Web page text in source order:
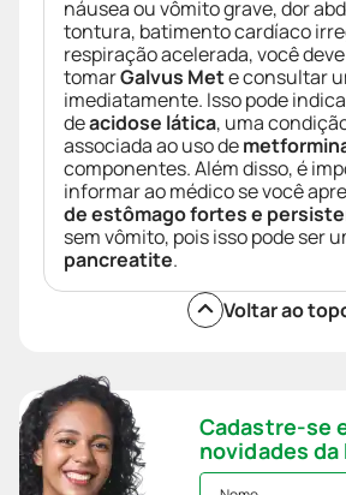
náusea ou vômito grave, dor
tontura, batimento cardíaco
respiração acelerada, você
tomarGalvus Mete consultar
imediatamente. Isso pode
deacidose lática, uma
associada ao uso de
componentes. Além disso, é
informar ao médico se você
de estômago fortes e
sem vômito, pois isso pode ser
pancreatite.
Voltar ao
Cadastre-se
novidades da